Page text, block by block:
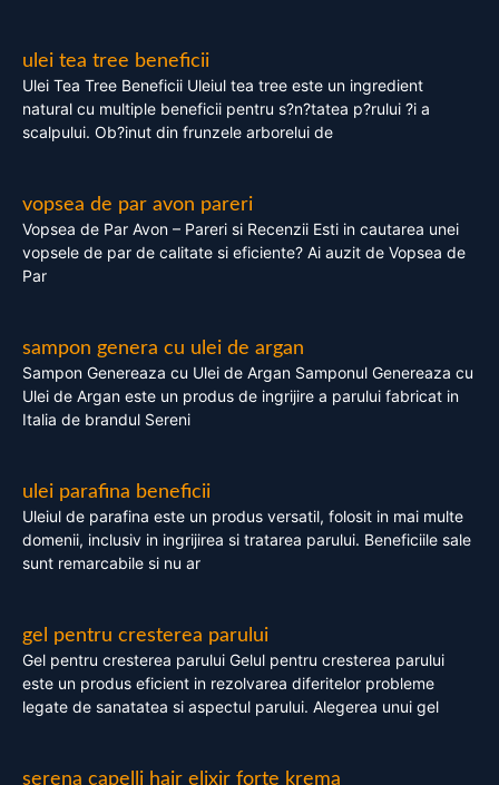
ulei tea tree beneficii
Ulei Tea Tree Beneficii Uleiul tea tree este un ingredient
natural cu multiple beneficii pentru s?n?tatea p?rului ?i a
scalpului. Ob?inut din frunzele arborelui de
vopsea de par avon pareri
Vopsea de Par Avon – Pareri si Recenzii Esti in cautarea unei
vopsele de par de calitate si eficiente? Ai auzit de Vopsea de
Par
sampon genera cu ulei de argan
Sampon Genereaza cu Ulei de Argan Samponul Genereaza cu
Ulei de Argan este un produs de ingrijire a parului fabricat in
Italia de brandul Sereni
ulei parafina beneficii
Uleiul de parafina este un produs versatil, folosit in mai multe
domenii, inclusiv in ingrijirea si tratarea parului. Beneficiile sale
sunt remarcabile si nu ar
gel pentru cresterea parului
Gel pentru cresterea parului Gelul pentru cresterea parului
este un produs eficient in rezolvarea diferitelor probleme
legate de sanatatea si aspectul parului. Alegerea unui gel
serena capelli hair elixir forte krema